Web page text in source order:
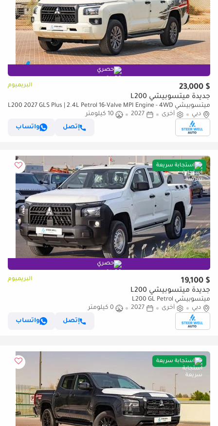
حصري
$ 23,000 البريميوم
جديدة ميتسوبيشي L200
ميتسوبيشي L200 2027 GLS Plus | 2.4L Petrol 16-Valve MPI Engine - 4WD
| 5-Speed Manual | Export Only
دبي أخرى 2027
10 كيلومتر
إتصل
واتساب
استجابة سريعة
حصري
$ 19,100 البريميوم
جديدة ميتسوبيشي L200
ميتسوبيشي L200 GL Petrol
دبي
أخرى 2027
0 كيلومتر
إتصل
واتساب
استجابة سريعة